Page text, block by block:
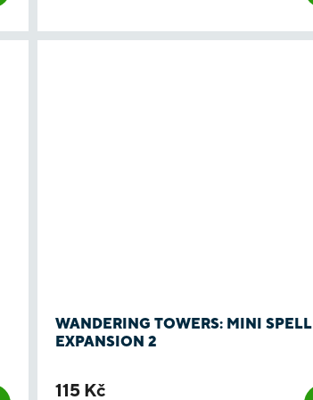
WANDERING TOWERS: MINI SPELL
EXPANSION 2
115 Kč